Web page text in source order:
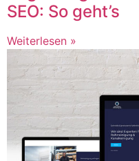
SEO: So geht’s
Weiterlesen »